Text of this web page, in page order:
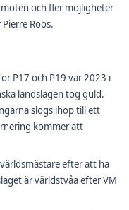
och fler möjligheter
Roos.
P17 och P19 var 2023 i
landslagen tog guld.
slogs ihop till ett
kommer att
efter att ha
är världstvåa efter VM